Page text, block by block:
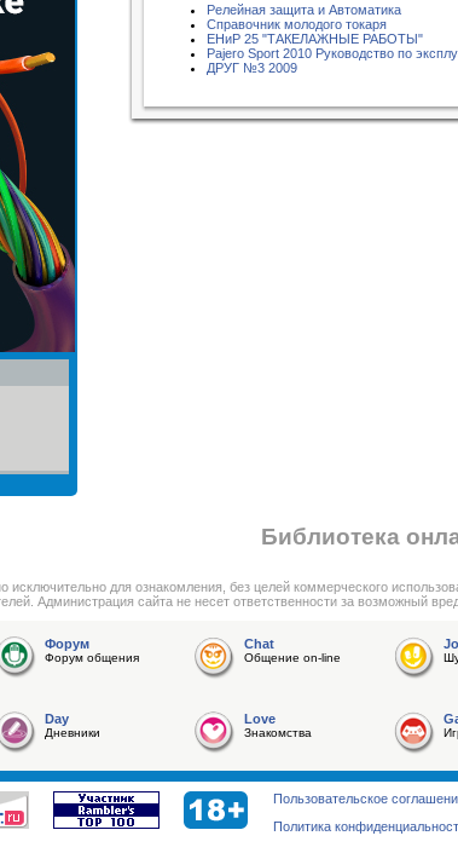
Релейная защита и Автоматика
Справочник молодого токаря
ЕНиР 25 "ТАКЕЛАЖНЫЕ РАБОТЫ"
Pajero Sport 2010 Руководство по
ДРУГ №3 2009
Библиотека
исключительно для ознакомления, без целей коммерческого
Администрация сайта не несет ответственности за возможный
Форум
Форум общения
Chat
Общение on-line
Day
Дневники
Love
Знакомства
Пользовательское
Политика